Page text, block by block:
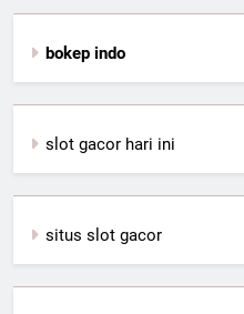
bokep indo
slot gacor hari ini
situs slot gacor